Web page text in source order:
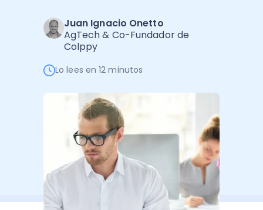
Administración Empresarial
Software Factura y Administración
Juan Ignacio Onetto
AgTech & Co-Fundador de
Colppy
Lo lees en 12 minutos